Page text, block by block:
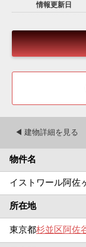
情報更新日
◀︎ 建物詳細を見る
物件名
イストワール阿佐
所在地
東京都杉並区阿佐